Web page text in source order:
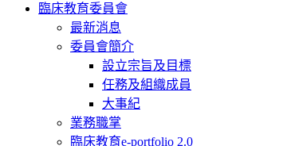
臨床教育委員會
最新消息
委員會簡介
設立宗旨及目標
任務及組織成員
大事紀
業務職掌
臨床教育e-portfolio 2.0